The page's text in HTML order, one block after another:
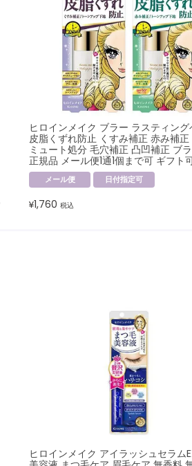
ヒロインメイク ブラー ラスティング
皮脂くずれ防止 くすみ補正 赤み補
ミュート処分 毛穴補正 凸凹補正 ブ
正規品 メール便1通1個まで可 ギフト
メール便 日付指定可
¥1,760 税込
ヒロインメイク アイラッシュセラム